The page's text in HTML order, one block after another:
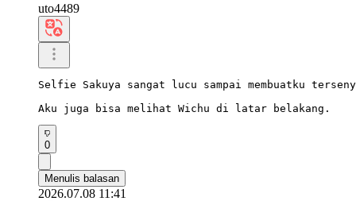
uto4489
Selfie Sakuya sangat lucu sampai membuatku
Aku juga bisa melihat Wichu di latar belakang.
0
Menulis balasan
2026.07.08 11:41